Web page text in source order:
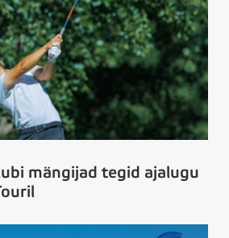
mängijad tegid ajalugu